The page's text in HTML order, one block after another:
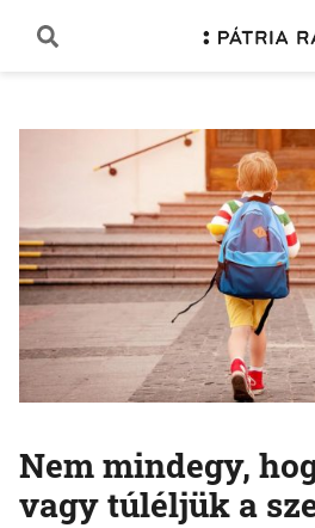
Nem mindegy,
vagy túléljük a